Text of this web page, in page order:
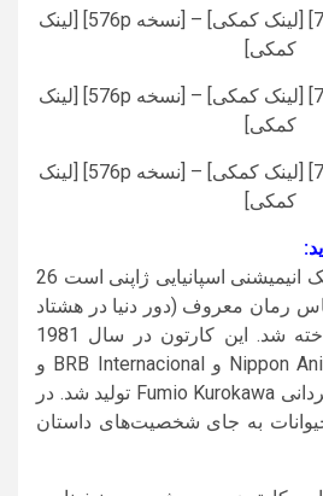
[پارت 04 با کیفیت 720p] [لینک کمکی] – [نسخه 576p] [لینک
کمکی]
[پارت 05 با کیفیت 720p] [لینک کمکی] – [نسخه 576p] [لینک
کمکی]
[پارت 06 با کیفیت 720p] [لینک کمکی] – [نسخه 576p] [لینک
کمکی]
دور دنیا در هشتاد روز یک انیمیشنی اسپانیایی ژاپنی است 26
رمان معروف (دور دنیا در هشتاد
روز اثر ژول ورن) ساخته شد. این کارتون در سال 1981
توسط استدویو Nippon Animation و BRB Internacional و
Jules Verne و به کارگردانی Fumio Kurokawa تولید شد. در
به جای شخصیت‌های داستان